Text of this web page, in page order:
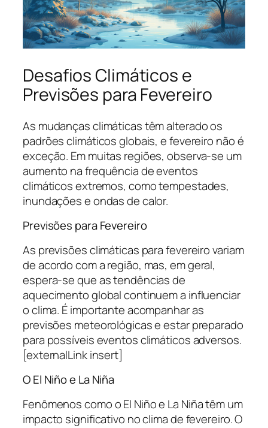
Desafios Climáticos e
Previsões para Fevereiro
As mudanças climáticas têm alterado os
padrões climáticos globais, e fevereiro não é
exceção. Em muitas regiões, observa-se um
aumento na frequência de eventos
climáticos extremos, como tempestades,
inundações e ondas de calor.
Previsões para Fevereiro
As previsões climáticas para fevereiro variam
de acordo com a região, mas, em geral,
espera-se que as tendências de
aquecimento global continuem a influenciar
o clima. É importante acompanhar as
previsões meteorológicas e estar preparado
para possíveis eventos climáticos adversos.
[externalLink insert]
O El Niño e La Niña
Fenômenos como o El Niño e La Niña têm um
impacto significativo no clima de fevereiro. O